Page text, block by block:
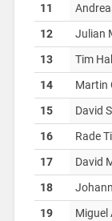
11
12
Julian
13
Tim
14
Martin
15
David
16
Rade
17
David
18
19
Miguel